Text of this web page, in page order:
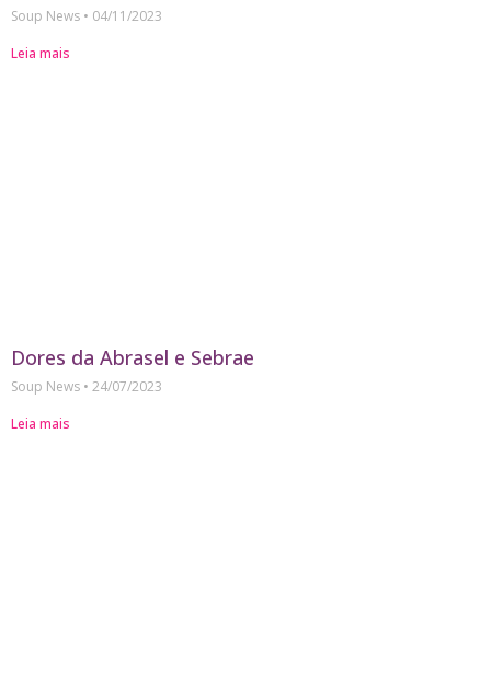
Soup News
04/11/2023
Leia mais
Dores da Abrasel e Sebrae
Soup News
24/07/2023
Leia mais